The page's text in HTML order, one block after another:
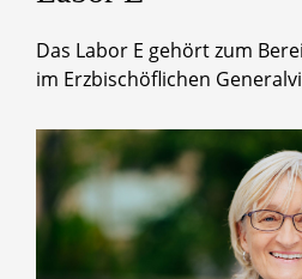
Das Labor E gehört zum
im Erzbischöflichen